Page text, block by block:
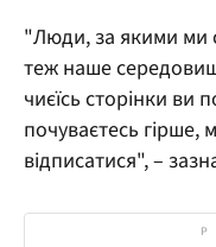
"Люди, за якими ми
теж наше
чиєїсь сторінки ви
почуваєтесь
відписатися", –